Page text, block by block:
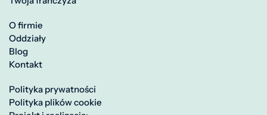
Polityka prywatności
Polityka plików cookie
Projekt i realizacja: